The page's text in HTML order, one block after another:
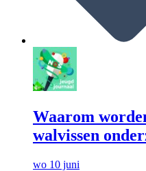
Waarom
walvissen
wo 10 juni